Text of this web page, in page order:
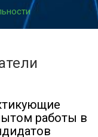
работы в